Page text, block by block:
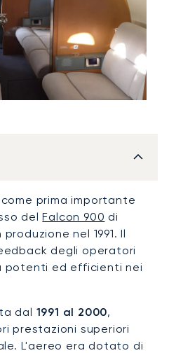
prima importante
delFalcon 900 di
nel 1991. Il
degli operatori
potenti ed efficienti nei
dal 1991 al 2000,
prestazioni superiori
L'aereo era dotato di